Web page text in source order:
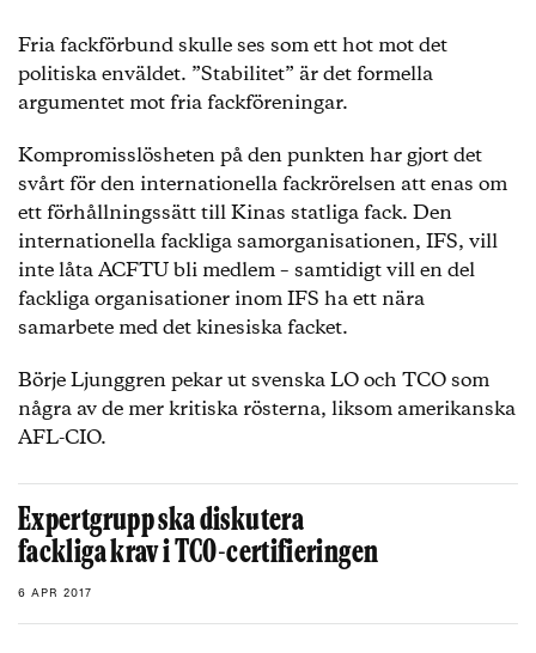
Fria fackförbund skulle ses som ett hot mot det
politiska enväldet. ”Stabilitet” är det formella
argumentet mot fria fackföreningar.
Kompromisslösheten på den punkten har gjort det
svårt för den internationella fackrörelsen att enas om
ett förhållningssätt till Kinas statliga fack. Den
internationella fackliga samorganisationen, IFS, vill
inte låta ACFTU bli medlem – samtidigt vill en del
fackliga organisationer inom IFS ha ett nära
samarbete med det kinesiska facket.
Börje Ljunggren pekar ut svenska LO och TCO som
några av de mer kritiska rösterna, liksom amerikanska
AFL-CIO.
Expertgrupp ska diskutera
fackliga krav i TCO-certifieringen
6 APR 2017